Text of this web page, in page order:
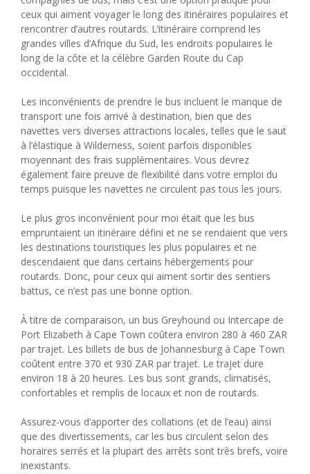
ceux qui aiment voyager le long des itinéraires populaires et
rencontrer d’autres routards. L’itinéraire comprend les
grandes villes d’Afrique du Sud, les endroits populaires le
long de la côte et la célèbre Garden Route du Cap
occidental.
Les inconvénients de prendre le bus incluent le manque de
transport une fois arrivé à destination, bien que des
navettes vers diverses attractions locales, telles que le saut
à l’élastique à Wilderness, soient parfois disponibles
moyennant des frais supplémentaires. Vous devrez
également faire preuve de flexibilité dans votre emploi du
temps puisque les navettes ne circulent pas tous les jours.
Le plus gros inconvénient pour moi était que les bus
empruntaient un itinéraire défini et ne se rendaient que vers
les destinations touristiques les plus populaires et ne
descendaient que dans certains hébergements pour
routards. Donc, pour ceux qui aiment sortir des sentiers
battus, ce n’est pas une bonne option.
À titre de comparaison, un bus Greyhound ou Intercape de
Port Elizabeth à Cape Town coûtera environ 280 à 460 ZAR
par trajet. Les billets de bus de Johannesburg à Cape Town
coûtent entre 370 et 930 ZAR par trajet. Le trajet dure
environ 18 à 20 heures. Les bus sont grands, climatisés,
confortables et remplis de locaux et non de routards.
Assurez-vous d’apporter des collations (et de l’eau) ainsi
que des divertissements, car les bus circulent selon des
horaires serrés et la plupart des arrêts sont très brefs, voire
inexistants.